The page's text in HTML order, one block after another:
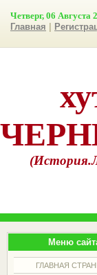
Четверг, 06 Августа
Главная
Меню
ГЛАВНАЯ